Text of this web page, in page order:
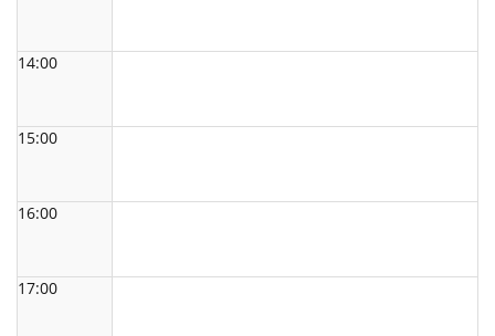
14:00
15:00
16:00
17:00